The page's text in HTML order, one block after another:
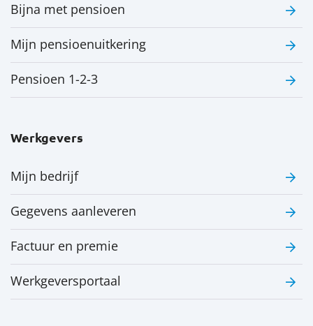
Bijna met pensioen
Mijn pensioenuitkering
Pensioen 1-2-3
Werkgevers
Mijn bedrijf
Gegevens aanleveren
Factuur en premie
Werkgeversportaal